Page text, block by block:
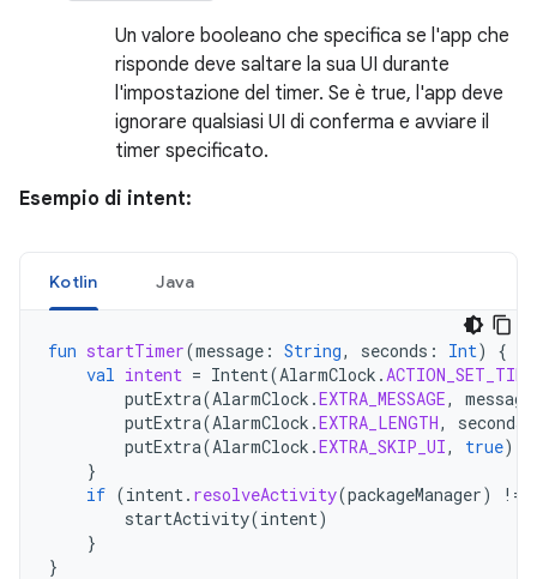
Un valore booleano che specifica se l'app che
risponde deve saltare la sua UI durante
l'impostazione del timer. Se è true, l'app deve
ignorare qualsiasi UI di conferma e avviare il
timer specificato.
Esempio di intent:
Kotlin Java
fun startTimer(message : String, seconds : Int)
{
val intent = Intent(AlarmClock .
putExtra(AlarmClock .EXTRA_MESSAGE, message
putExtra(AlarmClock .EXTRA_LENGTH, seconds
putExtra(AlarmClock .EXTRA_SKIP_UI, true)
}
if (intent. resolveActivity(packageManager) !=
startActivity(intent)
}
}